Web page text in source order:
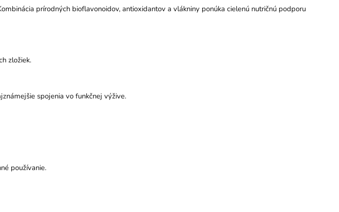
prírodných bioflavonoidov, antioxidantov a vlákniny ponúka cielenú nutričnú podporu
zložiek.
spojenia vo funkčnej výžive.
používanie.